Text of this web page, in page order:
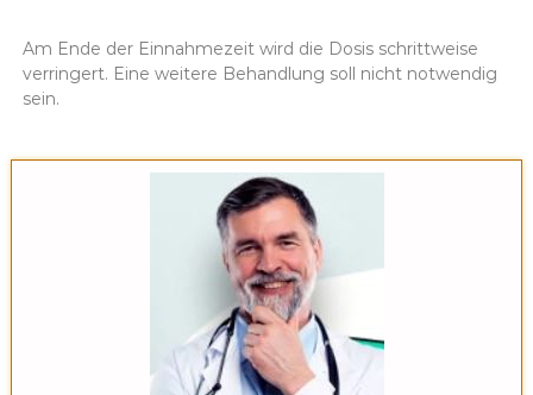
Am Ende der Einnahmezeit wird die Dosis schrittweise
verringert. Eine weitere Behandlung soll nicht notwendig
sein.